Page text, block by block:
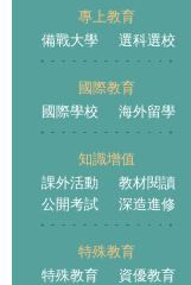
專上教育
備戰大學
選科選校
國際教育
國際學校
海外留學
知識增值
課外活動
教材閱讀
公開考試
深造進修
特殊教育
特殊教育
資優教育